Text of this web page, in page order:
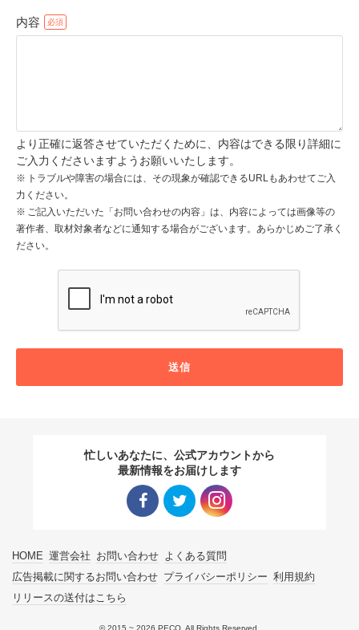
内容
より正確に返答させていただくために、内容はできる限り詳細に
ご入力くださいますようお願いいたします。
トラブルや障害の場合には、その現象が確認できるURLもあわせてご入
力ください。
ご記入いただいた「お問い合わせの内容」は、内容によっては画像等の
著作者、取材対象者などに通知する場合がございます。あらかじめご了承く
ださい。
送信
忙しいあなたに、公式アカウントから
最新情報をお届けします
HOME 運営会社 お問い合わせ よくある質問
広告掲載に関するお問い合わせ プライバシーポリシー 利用規約
リリースの送付はこちら
© 2015 ~ 2026 PECO. All Rights Reserved.